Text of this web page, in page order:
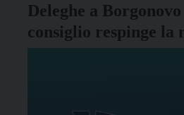
Deleghe a
consiglio respinge la
minoranze